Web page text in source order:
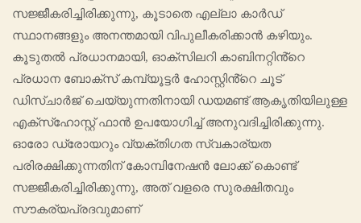
സജ്ജീകരിച്ചിരിക്കുന്നു, കൂടാതെ എല്ലാ കാർഡ്
സ്ഥാനങ്ങളും അനന്തമായി വിപുലീകരിക്കാൻ കഴിയും.
കൂടുതൽ പ്രധാനമായി, ഓക്സിലറി കാബിനറ്റിൻ്റെ
പ്രധാന ബോക്സ് കമ്പ്യൂട്ടർ ഹോസ്റ്റിൻ്റെ ചൂട്
ഡിസ്ചാർജ് ചെയ്യുന്നതിനായി ഡയമണ്ട് ആകൃതിയിലുള്ള
എക്‌സ്‌ഹോസ്റ്റ് ഫാൻ ഉപയോഗിച്ച് അനുവദിച്ചിരിക്കുന്നു.
ഓരോ ഡ്രോയറും വ്യക്തിഗത സ്വകാര്യത
പരിരക്ഷിക്കുന്നതിന് കോമ്പിനേഷൻ ലോക്ക് കൊണ്ട്
സജ്ജീകരിച്ചിരിക്കുന്നു, അത് വളരെ സുരക്ഷിതവും
സൗകര്യപ്രദവുമാണ്